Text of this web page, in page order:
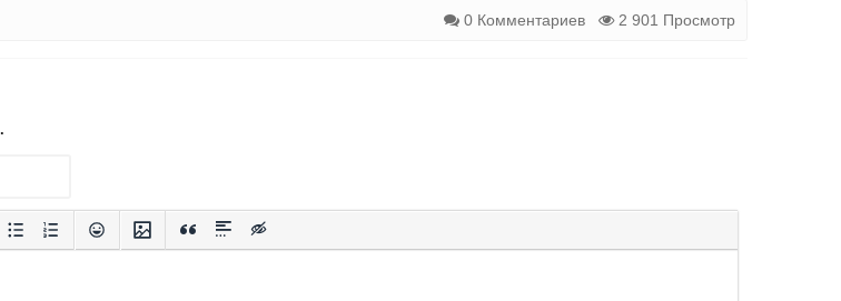
0 Комментариев 2 901 Просмотр